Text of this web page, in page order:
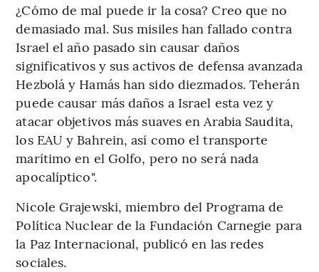
¿Cómo de mal puede ir la cosa? Creo que no
demasiado mal. Sus misiles han fallado contra
Israel el año pasado sin causar daños
significativos y sus activos de defensa avanzada
Hezbolá y Hamás han sido diezmados. Teherán
puede causar más daños a Israel esta vez y
atacar objetivos más suaves en Arabia Saudita,
los EAU y Bahrein, así como el transporte
marítimo en el Golfo, pero no será nada
apocalíptico".
Nicole Grajewski, miembro del Programa de
Política Nuclear de la Fundación Carnegie para
la Paz Internacional, publicó en las redes
sociales.